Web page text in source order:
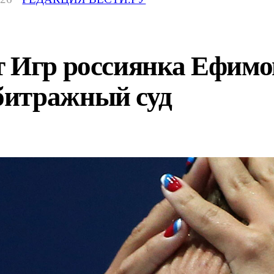
Игр россиянка
суд